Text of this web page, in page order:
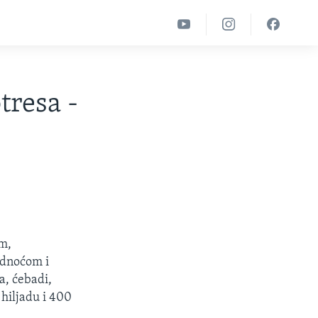
-
i
ćebadi,
hiljadu i 400